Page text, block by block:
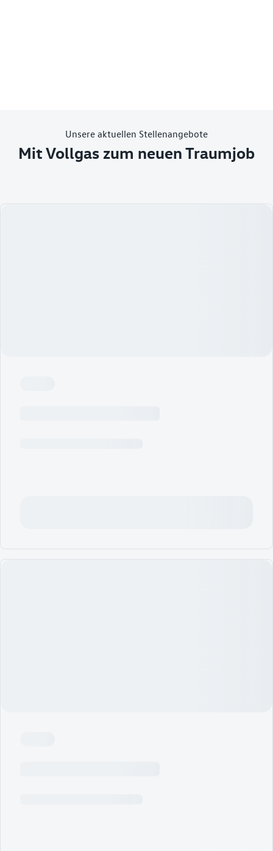
Unsere aktuellen Stellenangebote
Mit Vollgas zum neuen Traumjob